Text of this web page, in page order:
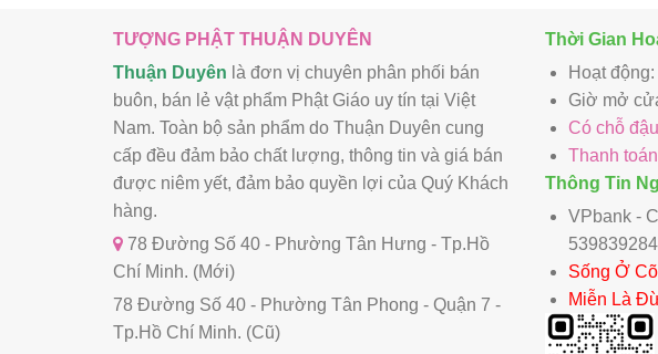
TƯỢNG PHẬT THUẬN DUYÊN
Thuận Duyên là đơn vị chuyên phân phối bán
buôn, bán lẻ vật phẩm Phật Giáo uy tín tại Việt
Nam. Toàn bộ sản phẩm do Thuận Duyên cung
cấp đều đảm bảo chất lượng, thông tin và giá bán
được niêm yết, đảm bảo quyền lợi của Quý Khách
hàng.
78 Đường Số 40 - Phường Tân Hưng - Tp.Hồ
Chí Minh. (Mới)
78 Đường Số 40 - Phường Tân Phong - Quận 7 -
Tp.Hồ Chí Minh. (Cũ)
Thời Gian
Hoạt
Giờ mở
Có chỗ
Thanh
Thông Tin
VPbank -
539839284
Sống Ở
Miễn Là